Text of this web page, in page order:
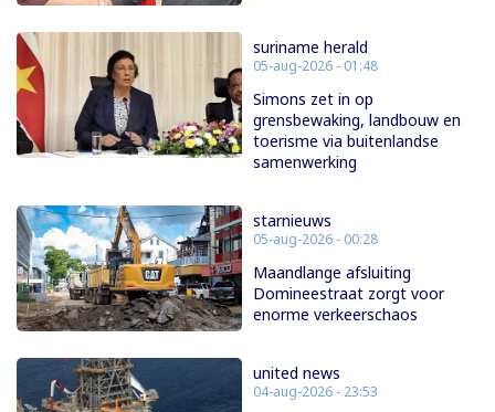
suriname herald
05-aug-2026 - 01:48
Simons zet in op
grensbewaking, landbouw en
toerisme via buitenlandse
samenwerking
starnieuws
05-aug-2026 - 00:28
Maandlange afsluiting
Domineestraat zorgt voor
enorme verkeerschaos
united news
04-aug-2026 - 23:53